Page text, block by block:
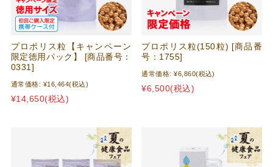
プロポリス粒【キャンペーン
限定徳用パック】 [商品番号：
0331]
通常価格: ¥16,464(税込)
¥14,650(税込)
プロポリス粒(150粒) [商品番
号：1755]
通常価格: ¥6,860(税込)
¥6,500(税込)